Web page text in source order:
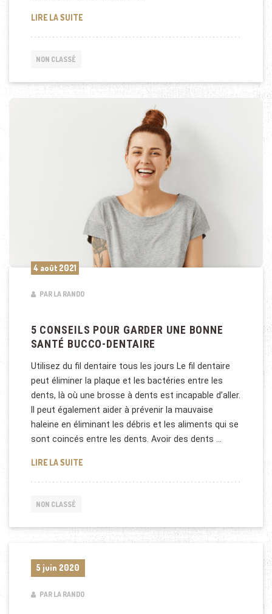
LIRE LA SUITEMERCATO : 200 MILLIONS D’EUROS DE VENTE AU
NON CLASSÉ
4 août 2021
PAR LA RANDO
5 CONSEILS POUR GARDER UNE BONNE
SANTÉ BUCCO-DENTAIRE
Utilisez du fil dentaire tous les jours Le fil dentaire
peut éliminer la plaque et les bactéries entre les
dents, là où une brosse à dents est incapable d’aller.
Il peut également aider à prévenir la mauvaise
haleine en éliminant les débris et les aliments qui se
sont coincés entre les dents. Avoir des dents …
LIRE LA SUITE5 CONSEILS POUR GARDER UNE BONNE SANTÉ
NON CLASSÉ
5 juin 2020
PAR LA RANDO